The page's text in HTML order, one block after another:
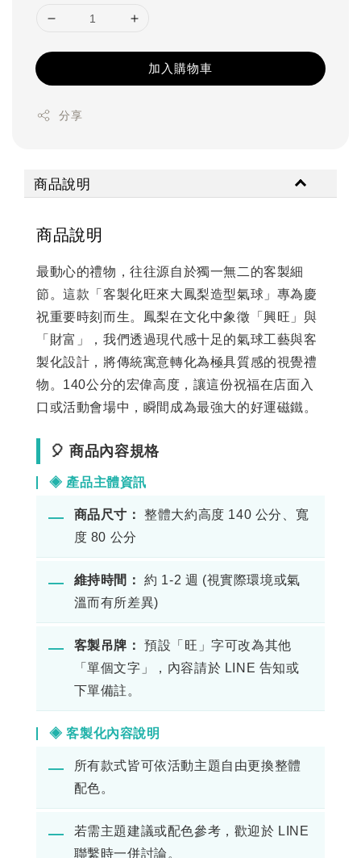
加入購物車
分享
商品說明
商品說明
最動心的禮物，往往源自於獨一無二的客製細
節。這款「客製化旺來大鳳梨造型氣球」專為慶
祝重要時刻而生。鳳梨在文化中象徵「興旺」與
「財富」，我們透過現代感十足的氣球工藝與客
製化設計，將傳統寓意轉化為極具質感的視覺禮
物。140公分的宏偉高度，讓這份祝福在店面入
口或活動會場中，瞬間成為最強大的好運磁鐵。
🎈 商品內容規格
◈ 產品主體資訊
― 商品尺寸：
整體大約高度 140 公分、寬
度 80 公分
― 維持時間：
約 1-2 週 (視實際環境或氣
溫而有所差異)
― 客製吊牌：
預設「旺」字可改為其他
「單個文字」，內容請於 LINE 告知或
下單備註。
◈ 客製化內容說明
―
所有款式皆可依活動主題自由更換整體
配色。
―
若需主題建議或配色參考，歡迎於 LINE
聯繫時一併討論。